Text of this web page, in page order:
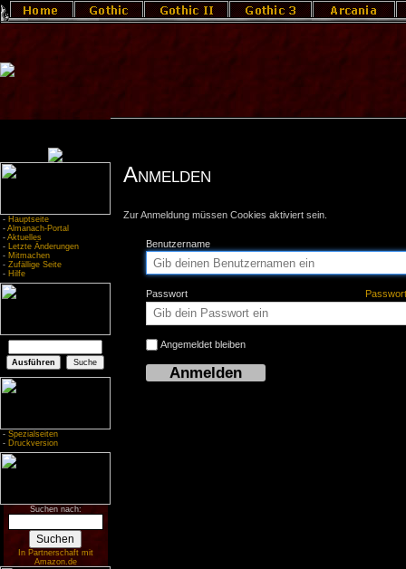
- Hauptseite
- Almanach-Portal
- Aktuelles
- Letzte Änderungen
- Mitmachen
- Zufällige Seite
- Hilfe
- Spezialseiten
- Druckversion
Suchen nach:
In Partnerschaft mit
Amazon.de
Anmelden
Zur Anmeldung müssen Cookies aktiviert sein.
Benutzername
Passwort
Angemeldet bleiben